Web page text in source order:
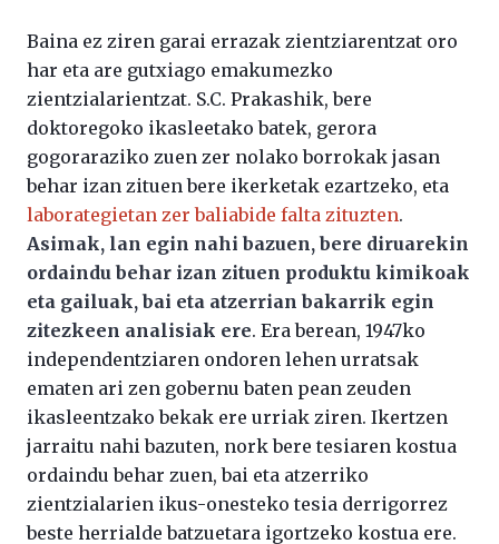
Baina ez ziren garai errazak zientziarentzat oro
har eta are gutxiago emakumezko
zientzialarientzat. S.C. Prakashik, bere
doktoregoko ikasleetako batek, gerora
gogoraraziko zuen zer nolako borrokak jasan
behar izan zituen bere ikerketak ezartzeko, eta
laborategietan zer baliabide falta zituzten.
Asimak, lan egin nahi bazuen, bere diruarekin
ordaindu behar izan zituen produktu kimikoak
eta gailuak, bai eta atzerrian bakarrik egin
zitezkeen analisiak ere. Era berean, 1947ko
independentziaren ondoren lehen urratsak
ematen ari zen gobernu baten pean zeuden
ikasleentzako bekak ere urriak ziren. Ikertzen
jarraitu nahi bazuten, nork bere tesiaren kostua
ordaindu behar zuen, bai eta atzerriko
zientzialarien ikus-onesteko tesia derrigorrez
beste herrialde batzuetara igortzeko kostua ere.